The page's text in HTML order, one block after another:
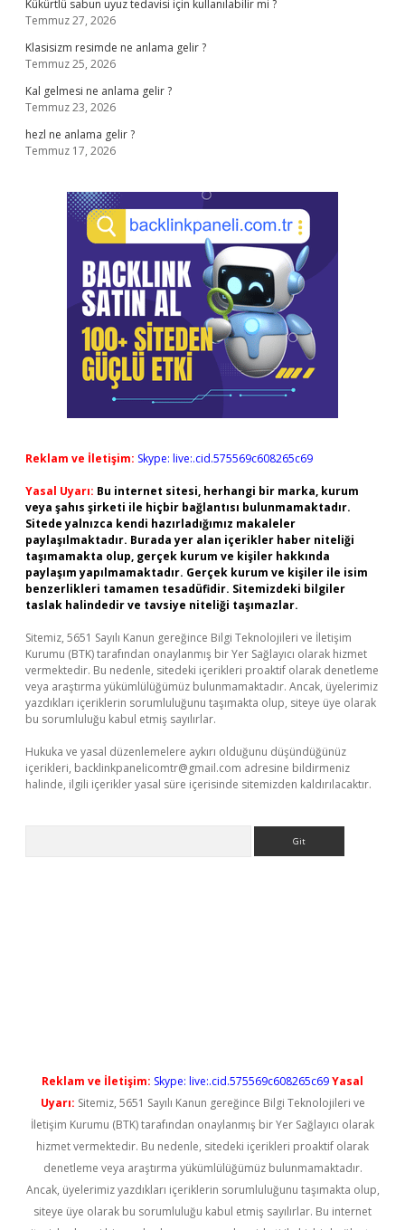
Kükürtlü sabun uyuz tedavisi için kullanılabilir mi ?
Temmuz 27, 2026
Klasisizm resimde ne anlama gelir ?
Temmuz 25, 2026
Kal gelmesi ne anlama gelir ?
Temmuz 23, 2026
hezl ne anlama gelir ?
Temmuz 17, 2026
Reklam ve İletişim: Skype: live:.cid.575569c608265c69
Yasal Uyarı: Bu internet sitesi, herhangi bir marka, kurum
veya şahıs şirketi ile hiçbir bağlantısı bulunmamaktadır.
Sitede yalnızca kendi hazırladığımız makaleler
paylaşılmaktadır. Burada yer alan içerikler haber niteliği
taşımamakta olup, gerçek kurum ve kişiler hakkında
paylaşım yapılmamaktadır. Gerçek kurum ve kişiler ile isim
benzerlikleri tamamen tesadüfidir. Sitemizdeki bilgiler
taslak halindedir ve tavsiye niteliği taşımazlar.
Sitemiz, 5651 Sayılı Kanun gereğince Bilgi Teknolojileri ve İletişim
Kurumu (BTK) tarafından onaylanmış bir Yer Sağlayıcı olarak hizmet
vermektedir. Bu nedenle, sitedeki içerikleri proaktif olarak denetleme
veya araştırma yükümlülüğümüz bulunmamaktadır. Ancak, üyelerimiz
yazdıkları içeriklerin sorumluluğunu taşımakta olup, siteye üye olarak
bu sorumluluğu kabul etmiş sayılırlar.
Hukuka ve yasal düzenlemelere aykırı olduğunu düşündüğünüz
içerikleri, backlinkpanelicomtr@gmail.com adresine bildirmeniz
halinde, ilgili içerikler yasal süre içerisinde sitemizden kaldırılacaktır.
Reklam ve İletişim: Skype: live:.cid.575569c608265c69Yasal
Uyarı: Sitemiz, 5651 Sayılı Kanun gereğince Bilgi Teknolojileri ve
İletişim Kurumu (BTK) tarafından onaylanmış bir Yer Sağlayıcı olarak
hizmet vermektedir. Bu nedenle, sitedeki içerikleri proaktif olarak
denetleme veya araştırma yükümlülüğümüz bulunmamaktadır.
Ancak, üyelerimiz yazdıkları içeriklerin sorumluluğunu taşımakta olup,
siteye üye olarak bu sorumluluğu kabul etmiş sayılırlar. Bu internet